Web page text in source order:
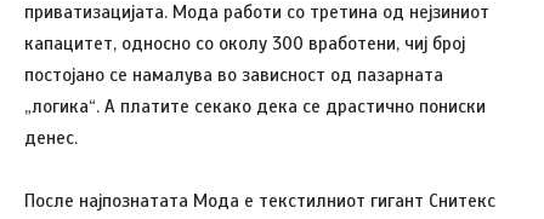
приватизацијата. Мода работи со третина од нејзиниот
капацитет, односно со околу 300 вработени, чиј број
постојано се намалува во зависност од пазарната
„логика“. А платите секако дека се драстично пониски
денес.
После најпознатата Мода е текстилниот гигант Снитекс